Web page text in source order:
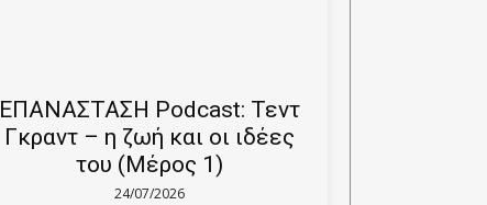
ΕΠΑΝΑΣΤΑΣΗ Podcast: Τεντ
Γκραντ – η ζωή και οι ιδέες
του (Μέρος 1)
24/07/2026